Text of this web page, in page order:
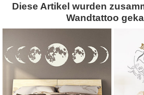
Diese Artikel wurden
Wandtattoo